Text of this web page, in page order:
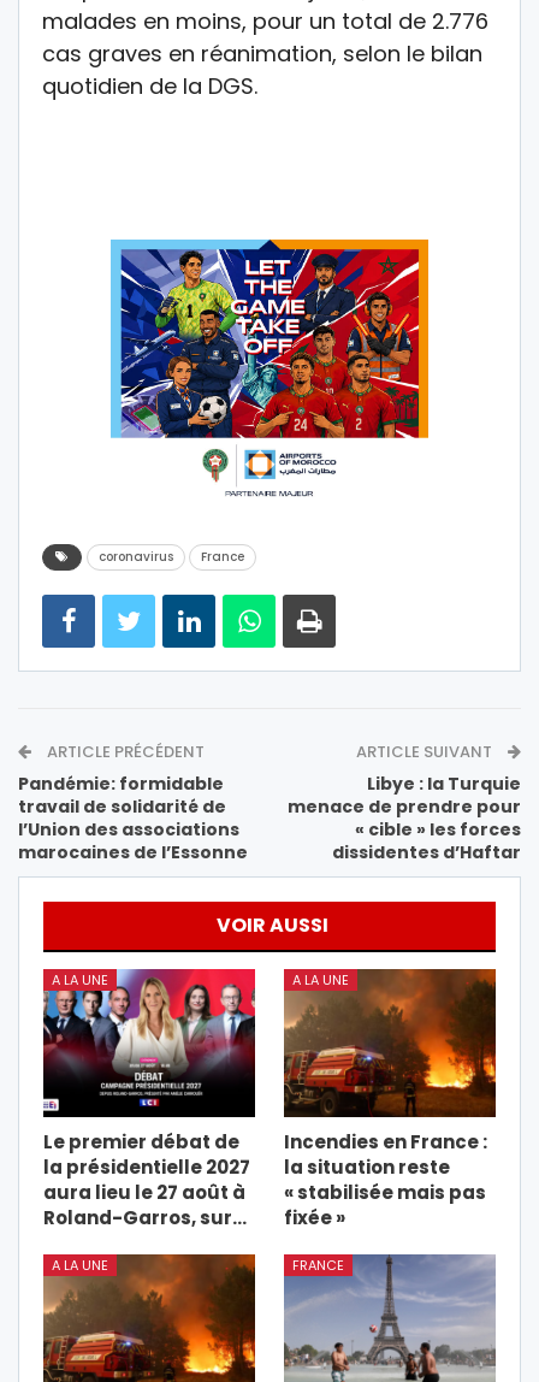
malades en moins, pour un total de 2.776
cas graves en réanimation, selon le bilan
quotidien de la DGS.
coronavirus France
ARTICLE PRÉCÉDENT
Pandémie: formidable
travail de solidarité de
l’Union des associations
marocaines de l’Essonne
ARTICLE SUIVANT
Libye : la Turquie
menace de prendre pour
« cible » les forces
dissidentes d’Haftar
VOIR AUSSI
A LA UNE
Le premier débat de
la présidentielle 2027
aura lieu le 27 août à
Roland-Garros, sur…
A LA UNE
Incendies en France :
la situation reste
« stabilisée mais pas
fixée »
A LA UNE FRANCE